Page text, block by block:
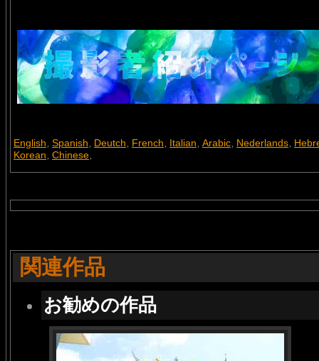
English, Spanish, Deutch, French, Italian, Arabic, Nederlands,
Korean, Chinese,
関連作品
お勧めの作品